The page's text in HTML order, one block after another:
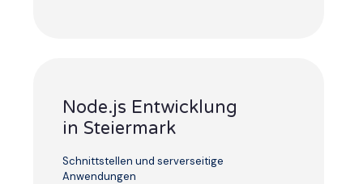
Node.js Entwicklung
in Steiermark
Schnittstellen und serverseitige
Anwendungen